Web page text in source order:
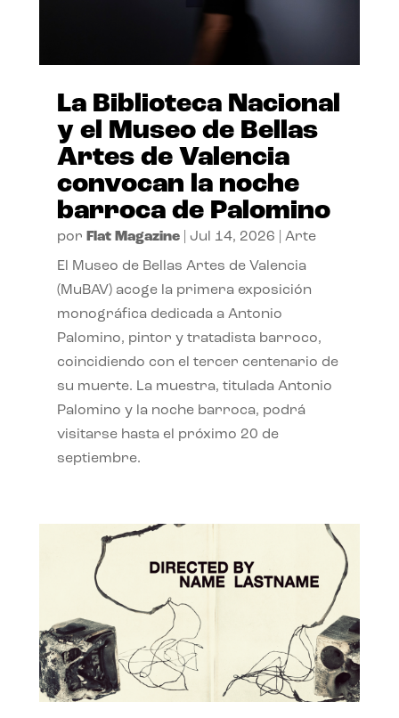
La Biblioteca Nacional
y el Museo de Bellas
Artes de Valencia
convocan la noche
barroca de Palomino
por Flat Magazine| Jul 14, 2026 Arte
El Museo de Bellas Artes de Valencia
(MuBAV) acoge la primera exposición
monográfica dedicada a Antonio
Palomino, pintor y tratadista barroco,
coincidiendo con el tercer centenario de
su muerte. La muestra, titulada Antonio
Palomino y la noche barroca, podrá
visitarse hasta el próximo 20 de
septiembre.